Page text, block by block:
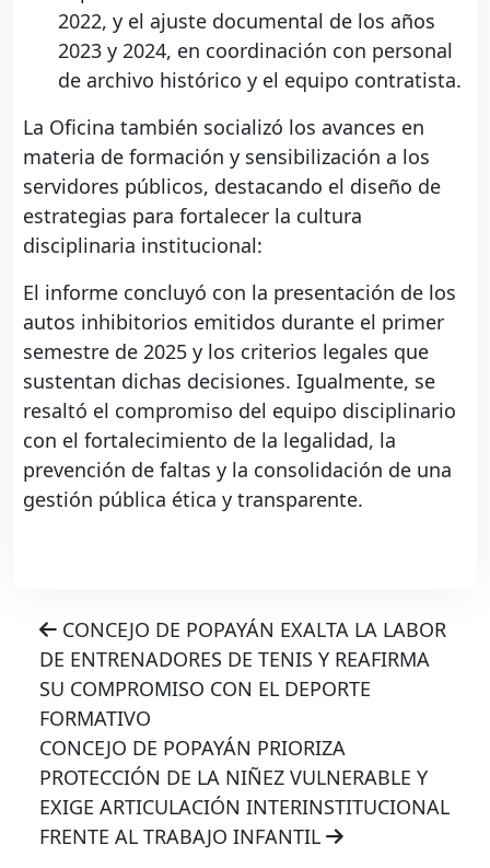
2022, y el ajuste documental de los años
2023 y 2024, en coordinación con personal
de archivo histórico y el equipo contratista.
La Oficina también socializó los avances en
materia de formación y sensibilización a los
servidores públicos, destacando el diseño de
estrategias para fortalecer la cultura
disciplinaria institucional:
El informe concluyó con la presentación de los
autos inhibitorios emitidos durante el primer
semestre de 2025 y los criterios legales que
sustentan dichas decisiones. Igualmente, se
resaltó el compromiso del equipo disciplinario
con el fortalecimiento de la legalidad, la
prevención de faltas y la consolidación de una
gestión pública ética y transparente.
CONCEJO DE POPAYÁN EXALTA LA LABOR
DE ENTRENADORES DE TENIS Y REAFIRMA
SU COMPROMISO CON EL DEPORTE
FORMATIVO
CONCEJO DE POPAYÁN PRIORIZA
PROTECCIÓN DE LA NIÑEZ VULNERABLE Y
EXIGE ARTICULACIÓN INTERINSTITUCIONAL
FRENTE AL TRABAJO INFANTIL